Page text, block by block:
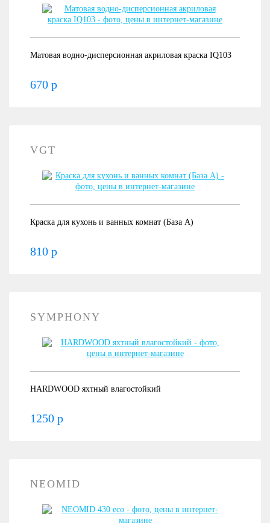
Матовая водно-дисперсионная акриловая краска IQ103
670 р
VGT
Краска для кухонь и ванных комнат (База А)
810 р
SYMPHONY
HARDWOOD яхтный влагостойкий
1250 р
NEOMID